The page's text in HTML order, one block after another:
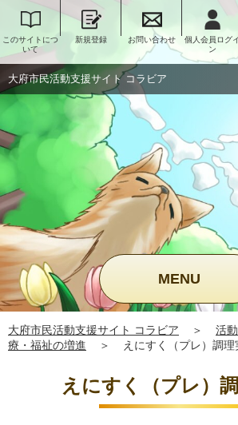
このサイトにつ
いて
新規登録 お問い合わせ
個人会員ログイ
ン
大府市民活動支援サイト コラビア
MENU
大府市民活動支援サイト コラビア ＞ 活
療・福祉の増進
＞ えにすく（プレ）調理
えにすく（プレ）